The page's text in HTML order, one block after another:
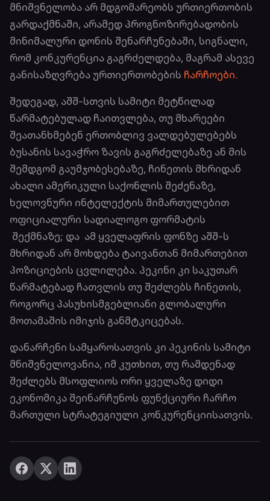
მნიშვნელობა არ მდგომარეობს ურთიერთობის
გარდაქმნაში, არამედ პროგნოზირებადობის
მინიმალური დონის შენარჩუნებაში, სიგნალი,
რომ კონკურენცია გაგრძელდება, მაგრამ ასევე
განისაზღვრება ურთიერთობების ჩარჩოები.
შედეგად, აშშ-სთვის სამიტი მეტწილად
წარმატებულად ჩაითვლება, თუ მხარეები
შეათანხმებენ ერთობლივ ვალდებულებებს
ბუსანის სავაჭრო ზავის გაგრძელებაზე ან მის
შემდგომ გაუმჯობესებაზე, ჩინეთის მხრიდან
ახალი ამერიკული საქონლის შეძენაზე,
ხელოვნური ინტელექტის მიმართულებით
ოფიციალური სადიალოგო ფორმატის
შექმნაზე; და ამ ყველაფრის ფონზე აშშ-ს
მხრიდან არ მოხდება ტაივანთან მიმართებით
პოზიციების ცვლილება. პეკინი კი საკუთარ
წარმატებად ჩათვლის თუ შეძლებს ჩინეთის,
როგორც პასუხისმგებლიანი გლობალური
მოთამაშის იმიჯის განმტკიცებას.
დანარჩენი სამყაროსათვის კი პეკინის სამიტი
მნიშვნელოვანია, იმ კუთხით, თუ რამდენად
შეძლებს მსოფლიოს ორი ყველაზე დიდი
ეკონომიკა შეინარჩუნოს ფუნქციური ჩარჩო
მართული სტრატეგიული კონკურენციისათვის.